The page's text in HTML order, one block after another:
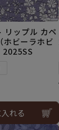
リップル カペ
ビーラホビ
2025SS
れる